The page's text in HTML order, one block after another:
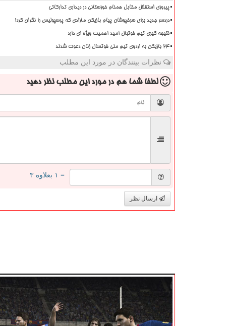
پیروزی استقلال مقابل همنام خوزستانی در دیداری تدارکاتی
دردسر جدید برای سرخپوشان پیام بازیکن مازادی که پرسپولیس را نگران کرد!
نتیجه گیری تیم فوتبال امید اهمیت ویژه ای دارد
۲۴ بازیکن به اردوی تیم ملی فوتسال زنان دعوت شدند
نظرات بینندگان در مورد این مطلب
لطفا شما همدر مورد این مطلب نظر دهید
= ۱ بعلاوه ۳
ارسال نظر